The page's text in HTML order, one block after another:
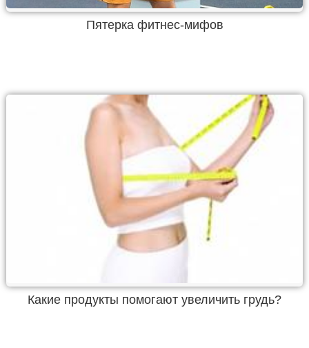
Пятерка фитнес-мифов
Какие продукты помогают увеличить грудь?